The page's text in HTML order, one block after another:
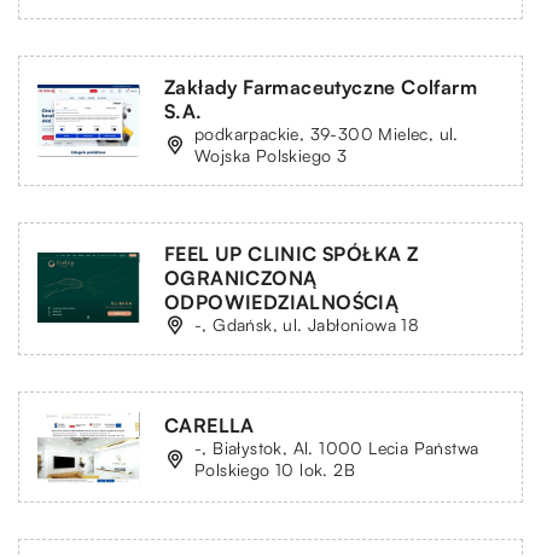
Zakłady Farmaceutyczne Colfarm
S.A.
podkarpackie, 39-300 Mielec, ul.
Wojska Polskiego 3
FEEL UP CLINIC SPÓŁKA Z
OGRANICZONĄ
ODPOWIEDZIALNOŚCIĄ
-, Gdańsk, ul. Jabłoniowa 18
CARELLA
-, Białystok, Al. 1000 Lecia Państwa
Polskiego 10 lok. 2B